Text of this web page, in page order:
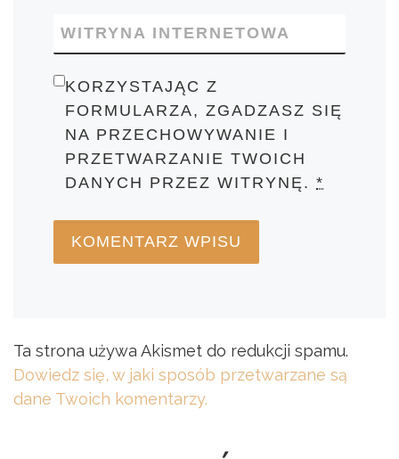
WITRYNA INTERNETOWA
KORZYSTAJĄC Z
FORMULARZA, ZGADZASZ SIĘ
NA PRZECHOWYWANIE I
PRZETWARZANIE TWOICH
DANYCH PRZEZ WITRYNĘ.*
Ta strona używa Akismet do redukcji spamu.
Dowiedz się, w jaki sposób przetwarzane są
dane Twoich komentarzy.